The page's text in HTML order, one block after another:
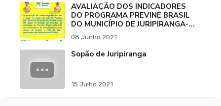
AVALIAÇÃO DOS INDICADORES
DO PROGRAMA PREVINE BRASIL
DO MUNICÍPIO DE JURIPIRANGA-
PB
08 Junho 2021
Sopão de Juripiranga
15 Julho 2021